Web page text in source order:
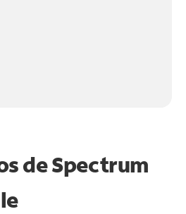
de Spectrum